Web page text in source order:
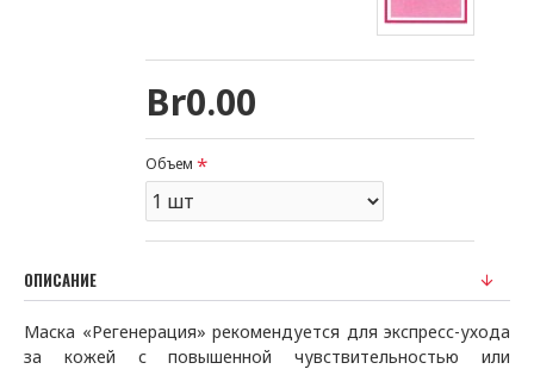
Br0.00
Объем
ОПИСАНИЕ
Маска «Регенерация» рекомендуется для экспресс-ухода
за кожей с повышенной чувствительностью или